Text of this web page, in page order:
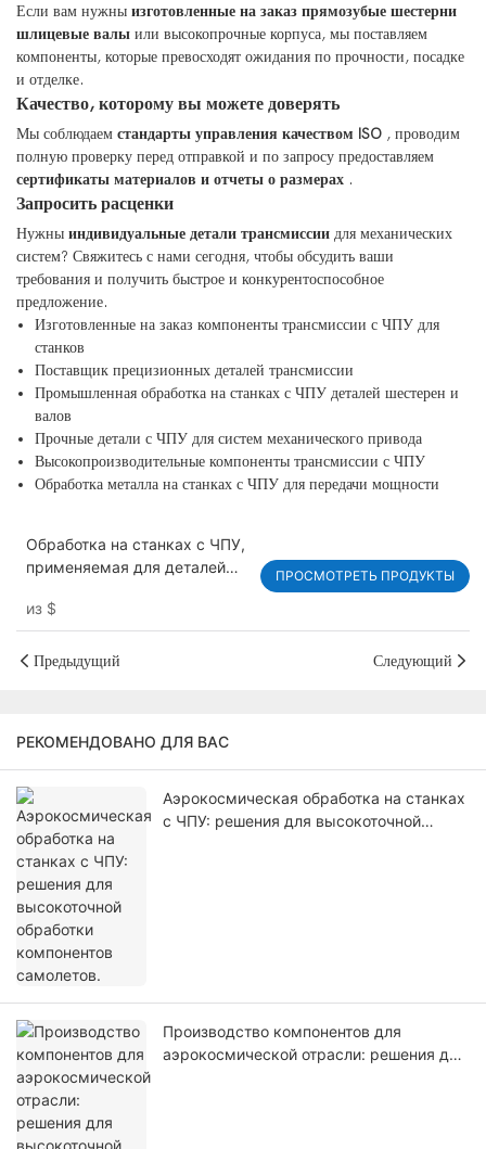
Если вам нужны изготовленные на заказ прямозубые шестерни
шлицевые валы или высокопрочные корпуса, мы поставляем
компоненты, которые превосходят ожидания по прочности, посадке
и отделке.
Качество, которому вы можете доверять
Мы соблюдаем стандарты управления качеством ISO , проводим
полную проверку перед отправкой и по запросу предоставляем
сертификаты материалов и отчеты о размерах .
Запросить расценки
Нужны индивидуальные детали трансмиссии для механических
систем? Свяжитесь с нами сегодня, чтобы обсудить ваши
требования и получить быстрое и конкурентоспособное
предложение.
Изготовленные на заказ компоненты трансмиссии с ЧПУ для
станков
Поставщик прецизионных деталей трансмиссии
Промышленная обработка на станках с ЧПУ деталей шестерен и
валов
Прочные детали с ЧПУ для систем механического привода
Высокопроизводительные компоненты трансмиссии с ЧПУ
Обработка металла на станках с ЧПУ для передачи мощности
Обработка на станках с ЧПУ,
применяемая для деталей
оборудования
из $
ПРОСМОТРЕТЬ ПРОДУКТЫ
Предыдущий Следующий
РЕКОМЕНДОВАНО ДЛЯ ВАС
Аэрокосмическая обработка на станках
с ЧПУ: решения для высокоточной
Производство компонентов для
аэрокосмической отрасли: решения для